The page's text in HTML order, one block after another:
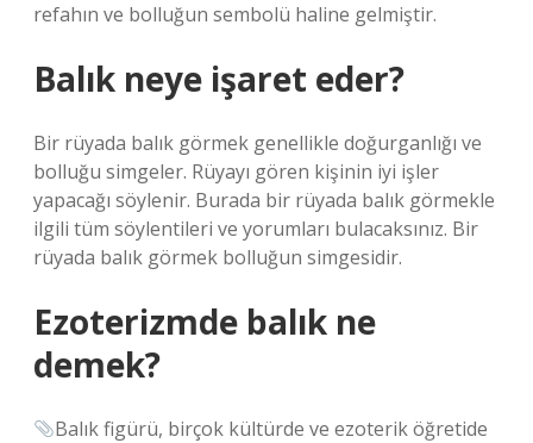
refahın ve bolluğun sembolü haline gelmiştir.
Balık neye işaret eder?
Bir rüyada balık görmek genellikle doğurganlığı ve
bolluğu simgeler. Rüyayı gören kişinin iyi işler
yapacağı söylenir. Burada bir rüyada balık görmekle
ilgili tüm söylentileri ve yorumları bulacaksınız. Bir
rüyada balık görmek bolluğun simgesidir.
Ezoterizmde balık ne
demek?
Balık figürü, birçok kültürde ve ezoterik öğretide